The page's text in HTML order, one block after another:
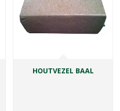
HOUTVEZEL BAAL